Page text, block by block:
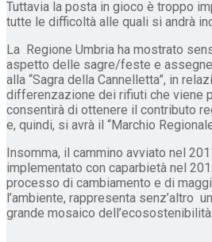
Tuttavia la posta in gioco è troppo
tutte le difficoltà alle quali si andrà
La Regione Umbria ha mostrato
aspetto delle sagre/feste e
alla “Sagra della Cannelletta”, in
differenzazione dei rifiuti che viene
consentirà di ottenere il contributo
e, quindi, si avrà il “Marchio
Insomma, il cammino avviato nel
implementato con caparbietà nel
processo di cambiamento e di
l’ambiente, rappresenta senz’altro
grande mosaico dell’ecosostenibilità.